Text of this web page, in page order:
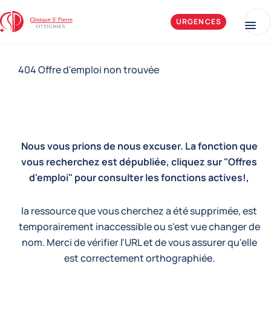
Clinique Saint-Pierre Ottignies URGENCES
404 Offre d'emploi non trouvée
Nous vous prions de nous excuser. La fonction que
vous recherchez est dépubliée, cliquez sur "Offres
d'emploi" pour consulter les fonctions actives!,
la ressource que vous cherchez a été supprimée, est
temporairement inaccessible ou s'est vue changer de
nom. Merci de vérifier l'URL et de vous assurer qu'elle
est correctement orthographiée.